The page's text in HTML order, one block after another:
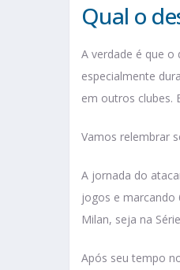
Qual o
A verdade é que
especialmente
em outros clubes.
Vamos relembrar
A jornada do
jogos e marcando
Milan, seja na
Após seu tempo